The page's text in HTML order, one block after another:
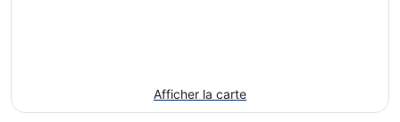
Afficher la carte